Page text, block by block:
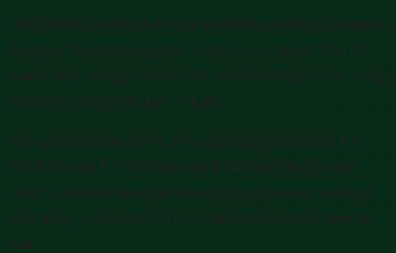
Dịch Covid là một tình huống khá thú vị khi có sự chuyển
đổi ngay lập tức trạng thái. Tức từ kỳ vọng rất thấp (bi
quan) sang hưng phấn cực độ. Sự biến động của kỳ vọng
đã tạo ra mức giá từ $80 -> $290.
Không có sự thay đổi về kỳ vọng, cùng lắm bạn có thể
đầu tư ở mức $110 và bán ra ở $140. Vậy hãy ghi nhớ
rằng: Lợi nhuận lớn nhất của chứng khoán xảy ra khi có
biến động mạnh nhất về kỳ vọng. Chúng có thể tóm tắt
qua: